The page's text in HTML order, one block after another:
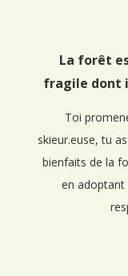
La forêt
fragile dont
Toi
skieur.euse, tu
bienfaits de la
en